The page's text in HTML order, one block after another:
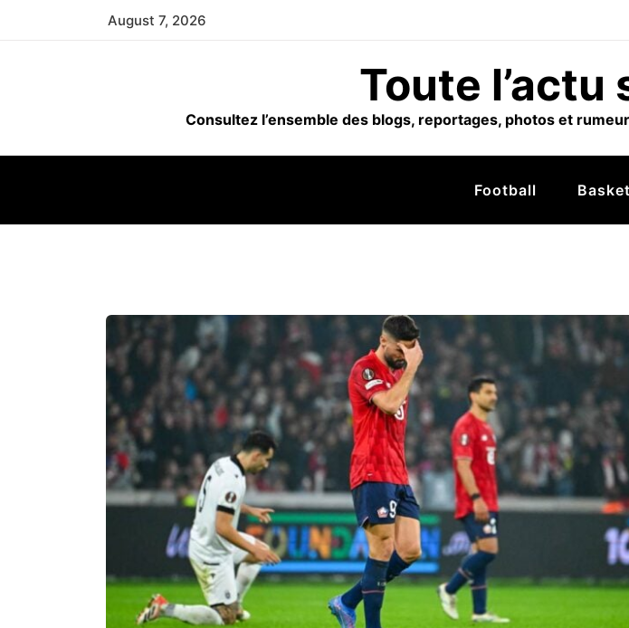
August 7, 2026
Toute
Consultez l’ensemble des blogs, reportages, photos et
Football Basket